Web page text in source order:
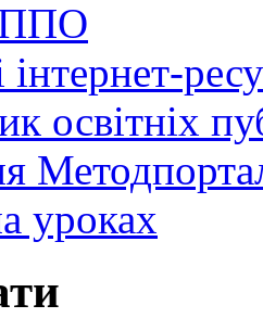
освітніх
уроках